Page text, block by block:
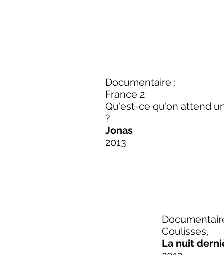
Documentaire :
France 2
Qu'est-ce qu'on attend
?
Jonas
2013
Coulisses,
La nuit